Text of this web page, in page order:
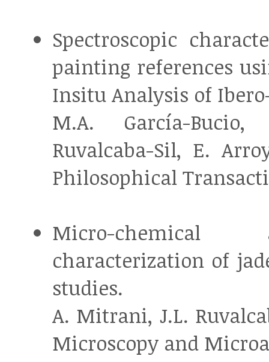
Spectroscopic
painting references
Insitu Analysis of
M.A. García-Bucio,
Ruvalcaba-Sil, E.
Philosophical
Micro-chemical
characterization of
studies.
A. Mitrani, J.L.
Microscopy and